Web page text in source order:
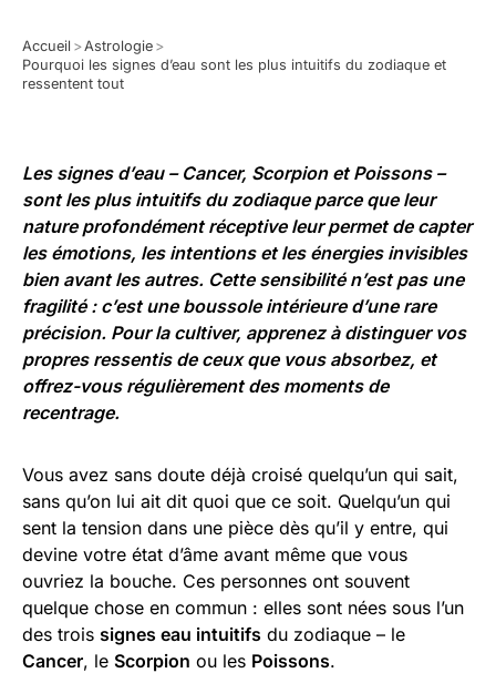
Accueil >Astrologie >
Pourquoi les signes d’eau sont les plus intuitifs du zodiaque et
ressentent tout
Les signes d’eau – Cancer, Scorpion et Poissons –
sont les plus intuitifs du zodiaque parce que leur
nature profondément réceptive leur permet de capter
les émotions, les intentions et les énergies invisibles
bien avant les autres. Cette sensibilité n’est pas une
fragilité : c’est une boussole intérieure d’une rare
précision. Pour la cultiver, apprenez à distinguer vos
propres ressentis de ceux que vous absorbez, et
offrez-vous régulièrement des moments de
recentrage.
Vous avez sans doute déjà croisé quelqu’un qui sait,
sans qu’on lui ait dit quoi que ce soit. Quelqu’un qui
sent la tension dans une pièce dès qu’il y entre, qui
devine votre état d’âme avant même que vous
ouvriez la bouche. Ces personnes ont souvent
quelque chose en commun : elles sont nées sous l’un
des trois signes eau intuitifs du zodiaque – le
Cancer, le Scorpion ou les Poissons.